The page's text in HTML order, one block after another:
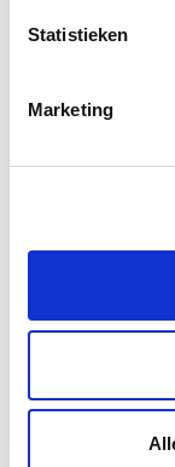
Statistieken
Marketing
Nieuwe
Goed voor jezelf
Salons geven
Nieuw! Touch of
Bekijk alle